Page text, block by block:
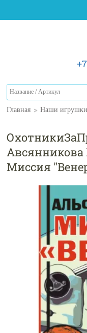
Главная > Наши игрушки
Авсянникова
Миссия